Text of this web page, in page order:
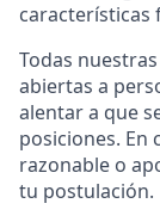
características
Todas
abiertas a
alentar a que
posiciones. En
razonable o
tu postulación.